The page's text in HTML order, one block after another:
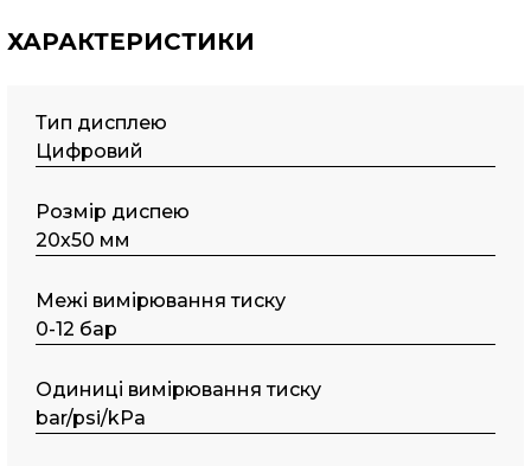
ХАРАКТЕРИСТИКИ
Тип дисплею
Цифровий
Розмір диспею
20х50 мм
Межі вимірювання тиску
0-12 бар
Одиниці вимірювання тиску
bar/psi/kPa